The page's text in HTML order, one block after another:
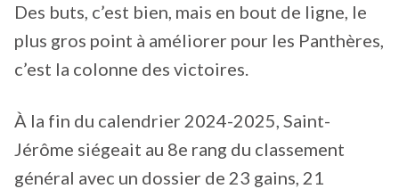
Des buts, c’est bien, mais en bout de ligne, le
plus gros point à améliorer pour les Panthères,
c’est la colonne des victoires.
À la fin du calendrier 2024-2025, Saint-
Jérôme siégeait au 8e rang du classement
général avec un dossier de 23 gains, 21